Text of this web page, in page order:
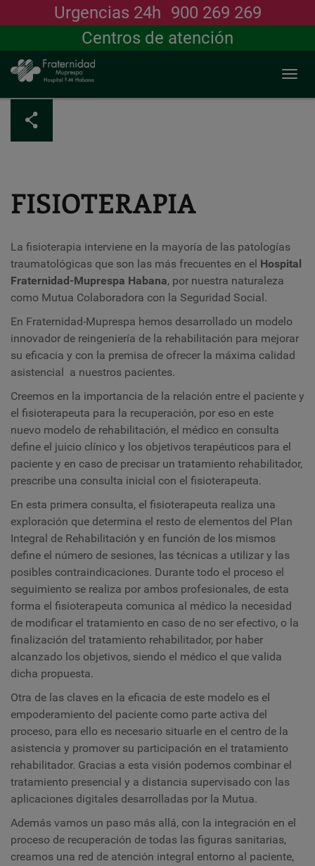
contenido
principal
Urgencias 24h 900 269 269
Centros de atención
Buscar
FISIOTERAPIA
La fisioterapia interviene en la mayoría de las patologías
traumatológicas que son las más frecuentes en el Hospital
Fraternidad-Muprespa Habana, por nuestra naturaleza
como Mutua Colaboradora con la Seguridad Social.
En Fraternidad-Muprespa hemos desarrollado un modelo
innovador de reingeniería de la rehabilitación para mejorar
su eficacia y con la premisa de ofrecer la máxima calidad
asistencial a nuestros pacientes.
Creemos en la importancia de la relación entre el paciente y
el fisioterapeuta para la recuperación, por eso en este
nuevo modelo de rehabilitación, el médico en consulta
define el juicio clínico y los objetivos terapéuticos para el
paciente y en caso de precisar un tratamiento rehabilitador,
prescribe una consulta inicial con el fisioterapeuta.
En esta primera consulta, el fisioterapeuta realiza una
exploración que determina el resto de elementos del Plan
Integral de Rehabilitación y en función de los mismos
define el número de sesiones, las técnicas a utilizar y las
posibles contraindicaciones. Durante todo el proceso el
seguimiento se realiza por ambos profesionales, de esta
forma el fisioterapeuta comunica al médico la necesidad
de modificar el tratamiento en caso de no ser efectivo, o la
finalización del tratamiento rehabilitador, por haber
alcanzado los objetivos, siendo el médico el que valida
dicha propuesta.
Otra de las claves en la eficacia de este modelo es el
empoderamiento del paciente como parte activa del
proceso, para ello es necesario situarle en el centro de la
asistencia y promover su participación en el tratamiento
rehabilitador. Gracias a esta visión podemos combinar el
tratamiento presencial y a distancia supervisado con las
aplicaciones digitales desarrolladas por la Mutua.
Además vamos un paso más allá, con la integración en el
proceso de recuperación de todas las figuras sanitarias,
creamos una red de atención integral entorno al paciente,